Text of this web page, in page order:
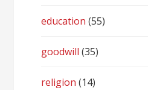
education (55)
goodwill (35)
religion (14)